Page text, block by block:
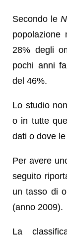
Secondo le
popolazione
28% degli
pochi anni
del 46%.
Lo studio
o in tutte
dati o dove
Per avere
seguito
un tasso di
(anno 2009).
La